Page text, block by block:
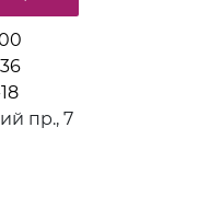
пр., 7